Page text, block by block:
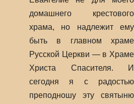
домашнего крестового
храма, но надлежит ему
быть в главном храме
Русской Церкви — в Храме
Христа Спасителя. И
сегодня я с радостью
преподношу эту святыню